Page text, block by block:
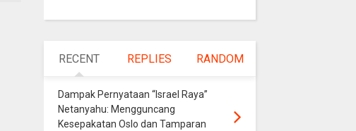
RECENT REPLIES RANDOM
Dampak Pernyataan “Israel Raya”
Netanyahu: Mengguncang
Kesepakatan Oslo dan Tamparan